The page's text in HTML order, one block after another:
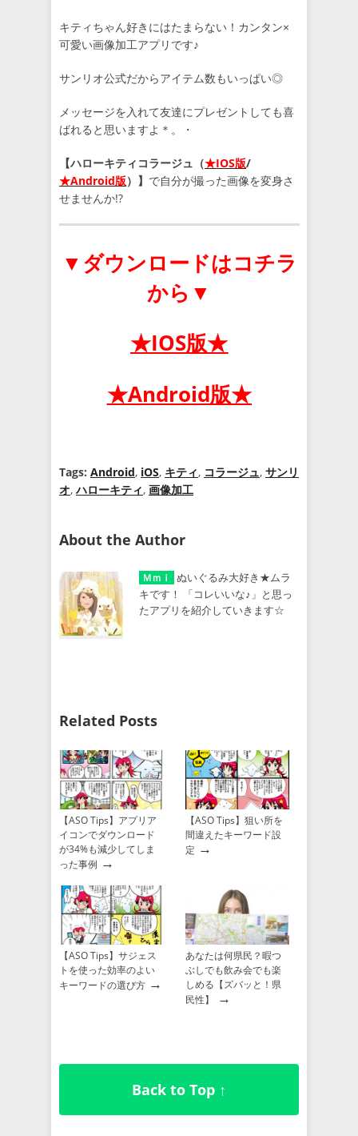
キティちゃん好きにはたまらない！カンタン×
可愛い画像加工アプリです♪
サンリオ公式だからアイテム数もいっぱい◎
メッセージを入れて友達にプレゼントしても喜
ばれると思いますよ＊。・
【ハローキティコラージュ（★IOS版/
★Android版）】 で自分が撮った画像を変身さ
せませんか!?
▼ダウンロードはコチラ
から▼
★IOS版★
★Android版★
Tags: Android, iOS, キティ, コラージュ, サンリ
オ,ハローキティ, 画像加工
About the Author
Ｍｍｉ
ぬいぐるみ大好き★ムラ
キです！ 「コレいいな♪」と思っ
たアプリを紹介していきます☆
Related Posts
【ASO Tips】アプリア
イコンでダウンロード
が34%も減少してしま
った事例 →
【ASO Tips】狙い所を
間違えたキーワード設
定 →
【ASO Tips】サジェス
トを使った効率のよい
キーワードの選び方 →
あなたは何県民？暇つ
ぶしでも飲み会でも楽
しめる【ズバッと！県
民性】
→
Back to Top ↑